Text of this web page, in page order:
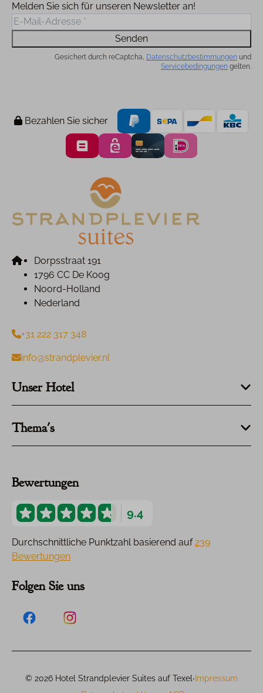
Melden Sie sich für unseren Newsletter an!
Senden
Gesichert durch reCaptcha, Datenschutzbestimmungen und
Servicebedingungen gelten.
Bezahlen Sie sicher
Dorpsstraat 191
1796 CC De Koog
Noord-Holland
Nederland
+31 222 317 348
info@strandplevier.nl
Unser Hotel
Thema's
Bewertungen
9.4
Durchschnittliche Punktzahl basierend auf239
Bewertungen
Folgen Sie uns
© 2026 Hotel Strandplevier Suites auf Texel · Impressum